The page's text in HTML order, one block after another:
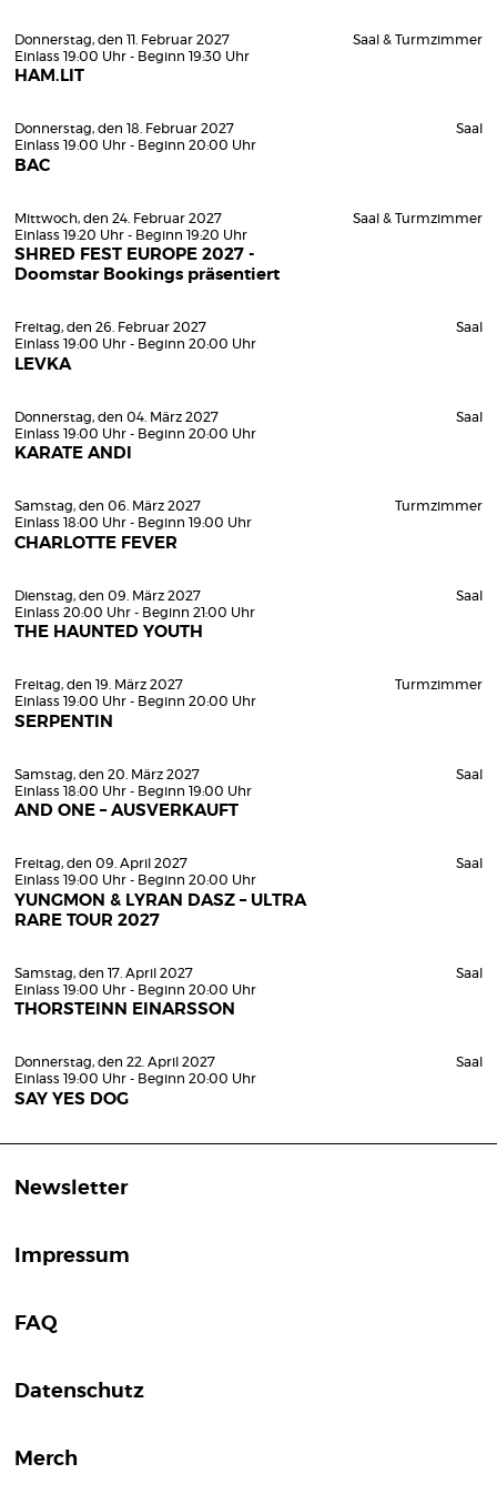
Donnerstag, den 11. Februar 2027
Einlass 19:00 Uhr - Beginn 19:30 Uhr
HAM.LIT
Saal & Turmzimmer
Donnerstag, den 18. Februar 2027
Einlass 19:00 Uhr - Beginn 20:00 Uhr
BAC
Saal
Mittwoch, den 24. Februar 2027
Einlass 19:20 Uhr - Beginn 19:20 Uhr
SHRED FEST EUROPE 2027 -
Doomstar Bookings präsentiert
Saal & Turmzimmer
Freitag, den 26. Februar 2027
Einlass 19:00 Uhr - Beginn 20:00 Uhr
LEVKA
Saal
Donnerstag, den 04. März 2027
Einlass 19:00 Uhr - Beginn 20:00 Uhr
KARATE ANDI
Saal
Samstag, den 06. März 2027
Einlass 18:00 Uhr - Beginn 19:00 Uhr
CHARLOTTE FEVER
Turmzimmer
Dienstag, den 09. März 2027
Einlass 20:00 Uhr - Beginn 21:00 Uhr
THE HAUNTED YOUTH
Saal
Freitag, den 19. März 2027
Einlass 19:00 Uhr - Beginn 20:00 Uhr
SERPENTIN
Turmzimmer
Samstag, den 20. März 2027
Einlass 18:00 Uhr - Beginn 19:00 Uhr
AND ONE – AUSVERKAUFT
Saal
Freitag, den 09. April 2027
Einlass 19:00 Uhr - Beginn 20:00 Uhr
YUNGMON & LYRAN DASZ – ULTRA
RARE TOUR 2027
Saal
Samstag, den 17. April 2027
Einlass 19:00 Uhr - Beginn 20:00 Uhr
THORSTEINN EINARSSON
Saal
Donnerstag, den 22. April 2027
Einlass 19:00 Uhr - Beginn 20:00 Uhr
SAY YES DOG
Saal
Newsletter
Impressum
FAQ
Datenschutz
Merch